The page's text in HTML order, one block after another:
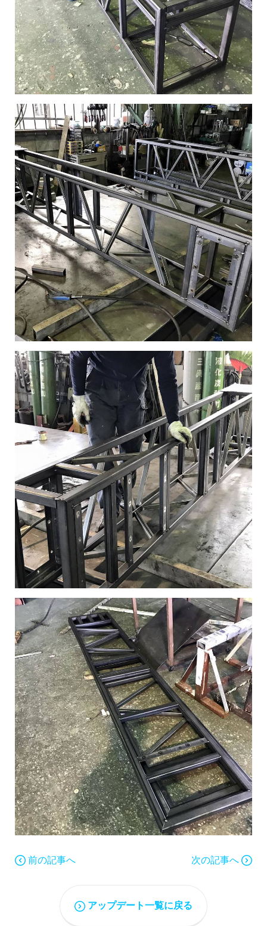
前の記事へ 次の記事へ
アップデート一覧に戻る